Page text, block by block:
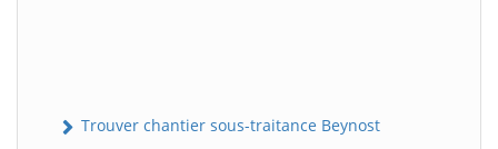
Trouver chantier sous-traitance Beynost